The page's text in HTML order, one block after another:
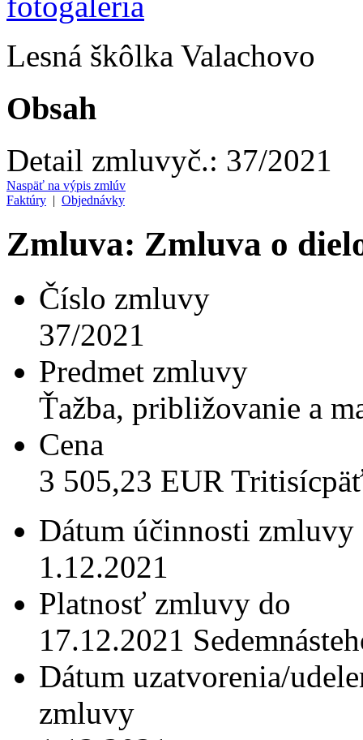
Lesná škôlka Valachovo
Obsah
Detail zmluvyč.: 37/2021
Naspäť na výpis zmlúv
Faktúry | Objednávky
Zmluva: Zmluva o
Číslo zmluvy
37/2021
Predmet zmluvy
Ťažba, približovanie a
Cena
3 505,23 EUR
Dátum účinnosti zmluvy
1.12.2021
Platnosť zmluvy do
17.12.2021
Dátum uzatvorenia/
zmluvy